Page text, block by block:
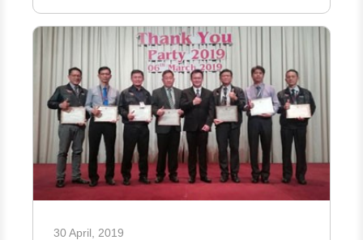
30 April, 2019